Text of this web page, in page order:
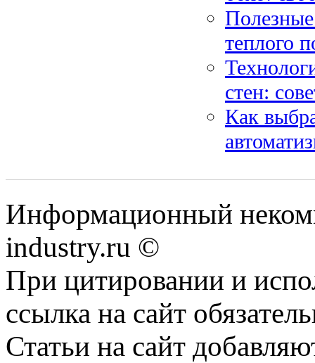
теплого
стен:
Как
Информационный
industry.ru ©
При цитировании и
ссылка на сайт
Статьи на сайт